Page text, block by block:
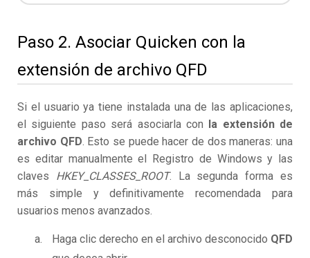
Paso 2. Asociar Quicken con la
extensión de archivo QFD
Si el usuario ya tiene instalada una de las aplicaciones,
el siguiente paso será asociarla con la extensión de
archivo QFD. Esto se puede hacer de dos maneras: una
es editar manualmente el Registro de Windows y las
claves HKEY_CLASSES_ROOT. La segunda forma es
más simple y definitivamente recomendada para
usuarios menos avanzados.
Haga clic derecho en el archivo desconocido QFD